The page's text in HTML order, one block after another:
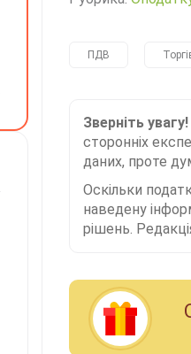
ПДВ
Зверніть увагу!
сторонніх
даних, проте
Оскільки
наведену
рішень.